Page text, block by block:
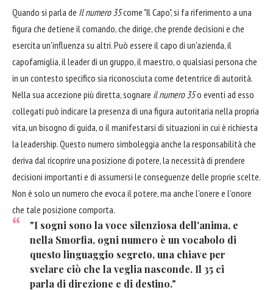
Quando si parla de Il numero 35come "Il Capo", si fa riferimento a una
figura che detiene il comando, che dirige, che prende decisioni e che
esercita un'influenza su altri. Può essere il capo di un'azienda, il
capofamiglia, il leader di un gruppo, il maestro, o qualsiasi persona che
in un contesto specifico sia riconosciuta come detentrice di autorità.
Nella sua accezione più diretta, sognare il numero 35o eventi ad esso
collegati può indicare la presenza di una figura autoritaria nella propria
vita, un bisogno di guida, o il manifestarsi di situazioni in cui è richiesta
la leadership. Questo numero simboleggia anche la responsabilità che
deriva dal ricoprire una posizione di potere, la necessità di prendere
decisioni importanti e di assumersi le conseguenze delle proprie scelte.
Non è solo un numero che evoca il potere, ma anche l'onere e l'onore
che tale posizione comporta.
"I sogni sono la voce silenziosa dell'anima, e
nella Smorfia, ogni numero è un vocabolo di
questo linguaggio segreto, una chiave per
svelare ciò che la veglia nasconde. Il 35 ci
parla di direzione e di destino."